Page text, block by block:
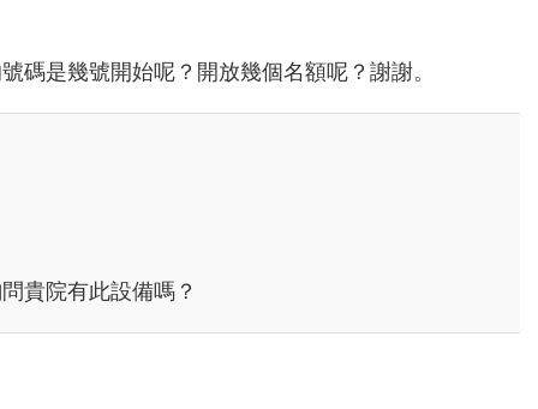
碼是幾號開始呢？開放幾個名額呢？謝謝。
貴院有此設備嗎？